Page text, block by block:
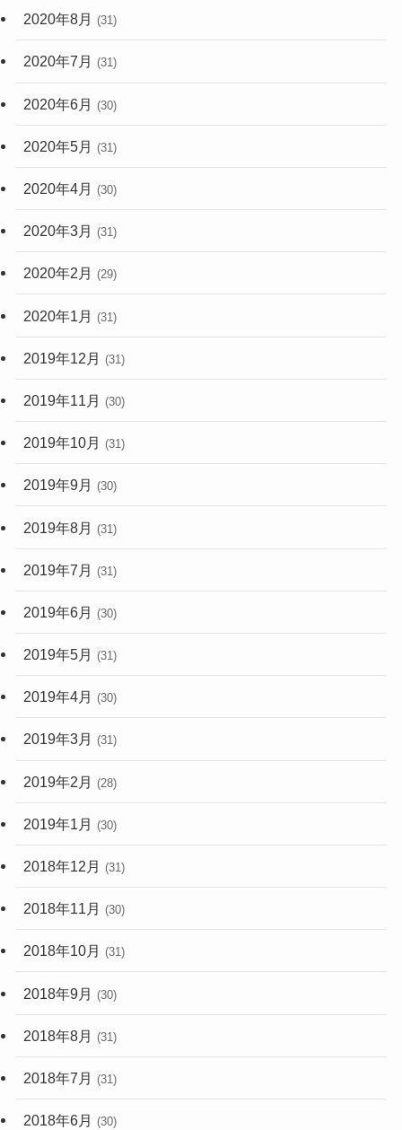
2020年8月 (31)
2020年7月 (31)
2020年6月 (30)
2020年5月 (31)
2020年4月 (30)
2020年3月 (31)
2020年2月 (29)
2020年1月 (31)
2019年12月 (31)
2019年11月 (30)
2019年10月 (31)
2019年9月 (30)
2019年8月 (31)
2019年7月 (31)
2019年6月 (30)
2019年5月 (31)
2019年4月 (30)
2019年3月 (31)
2019年2月 (28)
2019年1月 (30)
2018年12月 (31)
2018年11月 (30)
2018年10月 (31)
2018年9月 (30)
2018年8月 (31)
2018年7月 (31)
2018年6月 (30)